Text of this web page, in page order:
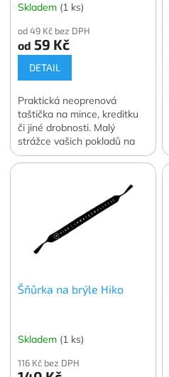
Skladem (1 ks)
od 49 Kč bez DPH
od 59 Kč
DETAIL
Praktická neoprenová
taštička na mince, kreditku
či jiné drobnosti. Malý
strážce vašich pokladů na
řece.
Šňůrka na brýle Hiko
Skladem (1 ks)
116 Kč bez DPH